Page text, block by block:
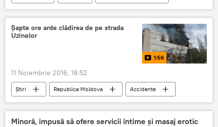
SUA
România
Maia Sandu
Traian Băsescu
Ana Guțu
Băsescu
Scuze
Şapte ore arde clădirea de pe strada
Uzinelor
1:56
11 Noiembrie 2016, 18:52
Știri Republica Moldova
Accidente
Multimedia
Video
Minoră, impusă să ofere servicii intime și masaj erotic